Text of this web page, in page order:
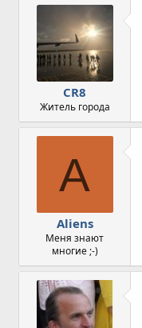
CR8
Житель города
A
Aliens
Меня знают
многие ;-)